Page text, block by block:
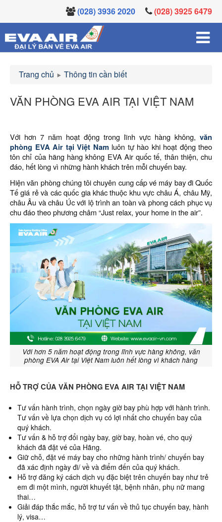
(028) 3936 2020 (028) 3925 6479
Trang chủ Thông tin cần biết
VĂN PHÒNG EVA AIR TẠI VIỆT NAM
Với hơn 7 năm hoạt động trong lĩnh vực hàng không, văn
phòng EVA Air tại Việt Nam luôn tự hào khi hoạt động theo
tôn chỉ của hãng hàng không EVA Air quốc tế, thân thiện, chu
đáo, hết lòng vì những hành khách trên mỗi chuyến bay.
Hiện văn phòng chúng tôi chuyên cung cấp vé máy bay đi Quốc
Tế giá rẻ và các quốc gia khác thuộc khu vực châu Á, châu Mỹ,
châu Âu và châu Úc với lộ trình an toàn và phong cách phục vụ
chu đáo theo phương châm “Just relax, your home in the air”.
Với hơn 5 năm hoạt động trong lĩnh vực hàng không, văn
phòng EVA Air tại Việt Nam luôn hết lòng vì khách hàng
HỖ TRỢ CỦA VĂN PHÒNG EVA AIR TẠI VIỆT NAM
Tư vấn hành trình, chọn ngày giờ bay phù hợp với hành trình.
Tư vấn về lựa chọn dịch vụ có lợi nhất cho chuyến bay của
quý khách.
Tư vấn & hỗ trợ đổi ngày bay, giờ bay, hoàn vé, cho quý
khách đã đặt vé của Hãng.
Giữ chỗ, đặt vé máy bay cho những hành trình/ chuyến bay
đã xác định ngày đi/ về và điểm đến của quý khách.
Hỗ trợ đăng ký cách dịch vụ đặc biệt trên chuyến bay như trẻ
em đi một mình, người khuyết tật, bệnh nhân, phụ nữ mang
thai…
Giải đáp thắc mắc, hỗ trợ tư vấn về thủ tục chuyến bay, hành
lý, visa…